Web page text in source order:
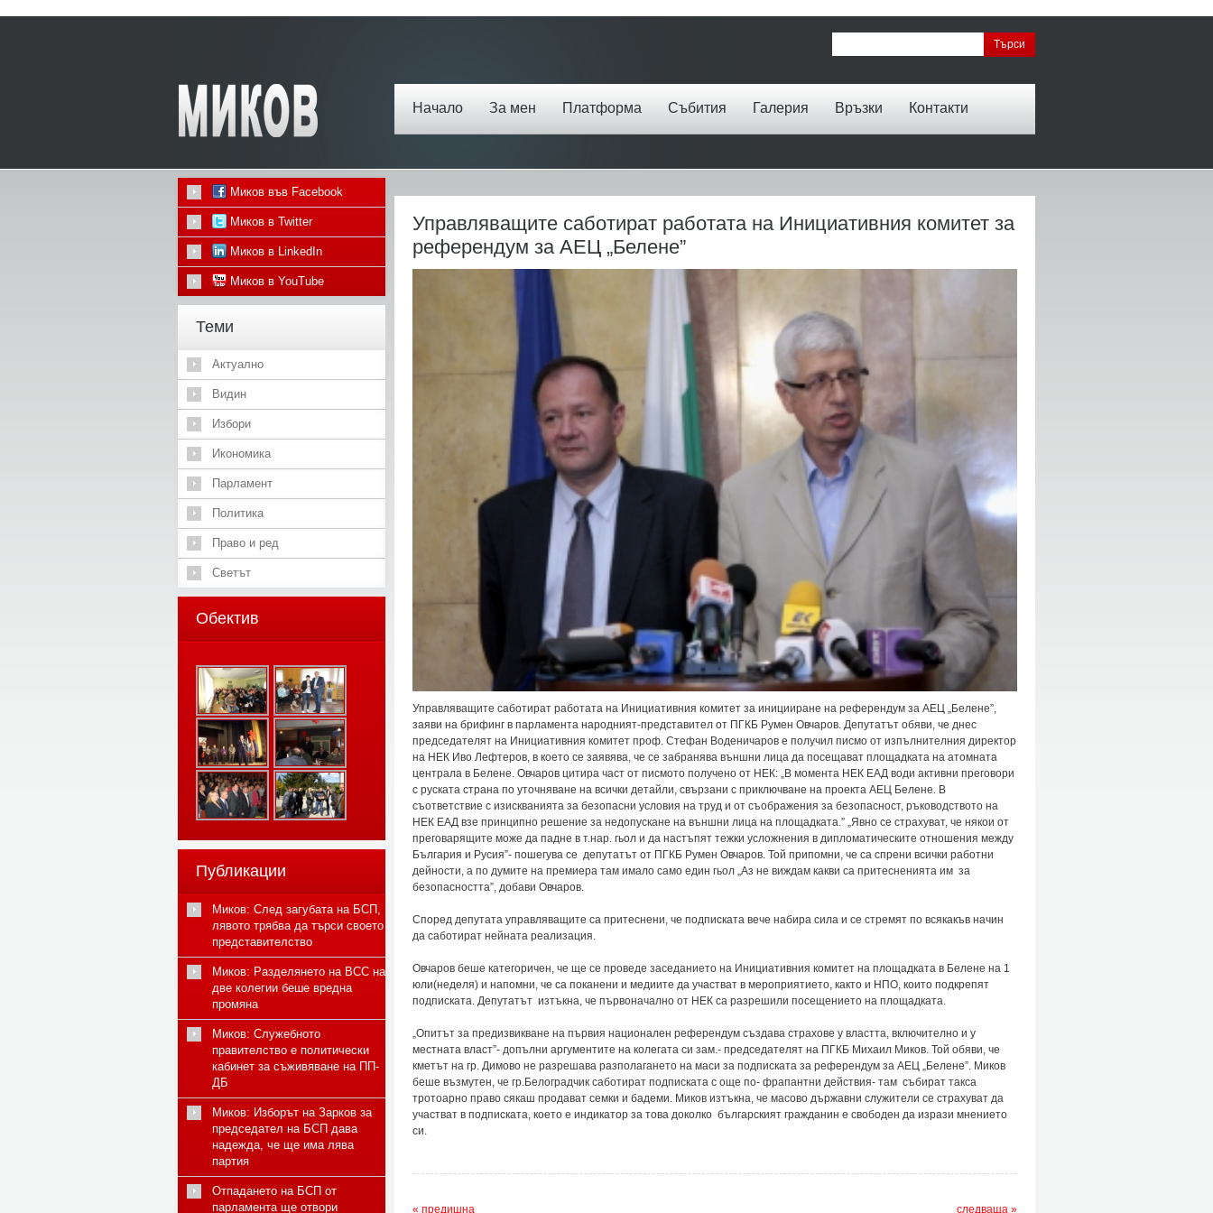
Начало За мен Платформа Събития Галерия Връзки Контакти
Управляващите саботират работата на Инициативния комитет за
референдум за АЕЦ „Белене”
Управляващите саботират работата на Инициативния комитет за иницииране на референдум за АЕЦ „Белене”,
заяви на брифинг в парламента народният-представител от ПГКБ Румен Овчаров. Депутатът обяви, че днес
председателят на Инициативния комитет проф. Стефан Воденичаров е получил писмо от изпълнителния директор
на НЕК Иво Лефтеров, в което се заявява, че се забранява външни лица да посещават площадката на атомната
централа в Белене. Овчаров цитира част от писмото получено от НЕК: „В момента НЕК ЕАД води активни преговори
с руската страна по уточняване на всички детайли, свързани с приключване на проекта АЕЦ Белене. В
съответствие с изискванията за безопасни условия на труд и от съображения за безопасност, ръководството на
НЕК ЕАД взе принципно решение за недопускане на външни лица на площадката.” „Явно се страхуват, че някои от
преговарящите може да падне в т.нар. гьол и да настъпят тежки усложнения в дипломатическите отношения между
България и Русия”- пошегува се депутатът от ПГКБ Румен Овчаров. Той припомни, че са спрени всички работни
дейности, а по думите на премиера там имало само един гьол „Аз не виждам какви са притесненията им за
безопасността”, добави Овчаров.
Според депутата управляващите са притеснени, че подписката вече набира сила и се стремят по всякакъв начин
да саботират нейната реализация.
Овчаров беше категоричен, че ще се проведе заседанието на Инициативния комитет на площадката в Белене на 1
юли(неделя) и напомни, че са поканени и медиите да участват в мероприятието, както и НПО, които подкрепят
подписката. Депутатът изтъкна, че първоначално от НЕК са разрешили посещението на площадката.
„Опитът за предизвикване на първия национален референдум създава страхове у властта, включително и у
местната власт”- допълни аргументите на колегата си зам.- председателят на ПГКБ Михаил Миков. Той обяви, че
кметът на гр. Димово не разрешава разполагането на маси за подписката за референдум за АЕЦ „Белене”. Миков
беше възмутен, че гр.Белоградчик саботират подписката с още по- фрапантни действия- там събират такса
тротоарно право сякаш продават семки и бадеми. Миков изтъкна, че масово държавни служители се страхуват да
участват в подписката, което е индикатор за това доколко българският гражданин е свободен да изрази мнението
си.
« предишна следваща »
Миков във Facebook
Миков в Twitter
Миков в LinkedIn
Миков в YouTube
Теми
Актуално
Видин
Избори
Икономика
Парламент
Политика
Право и ред
Светът
Обектив
Публикации
Миков: След загубата на БСП,
лявото трябва да търси своето
представителство
Миков: Разделянето на ВСС на
две колегии беше вредна
промяна
Миков: Служебното
правителство е политически
кабинет за съживяване на ПП-
ДБ
Миков: Изборът на Зарков за
председател на БСП дава
надежда, че ще има лява
партия
Отпадането на БСП от
парламента ще отвори